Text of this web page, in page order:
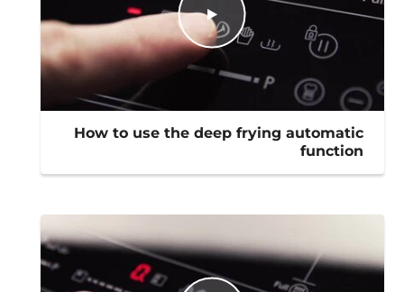
How to use the deep frying automatic
function